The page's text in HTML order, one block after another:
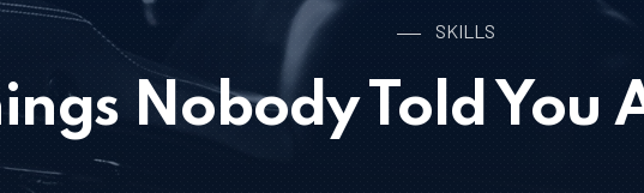
SKILLS
Nobody Told You